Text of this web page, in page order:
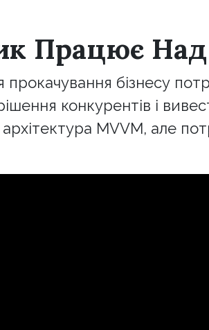
Працює
бізнесу
конкурентів і
MVVM, але